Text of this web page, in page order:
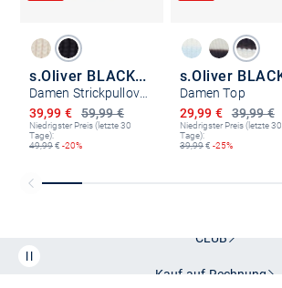
s.Oliver BLACK LABEL
Damen Strickpullover
59,99 €
Ermäßigter Preis
39,99 €
Niedrigster Preis (letzte 30
Tage):
49,99€ -20%
Damen Top
39,99 €
Ermäßigter Preis
29,99 €
Niedrigster Preis (letzte 30
Tage):
39,99€ -25%
CLUB
Kauf auf Rechnung